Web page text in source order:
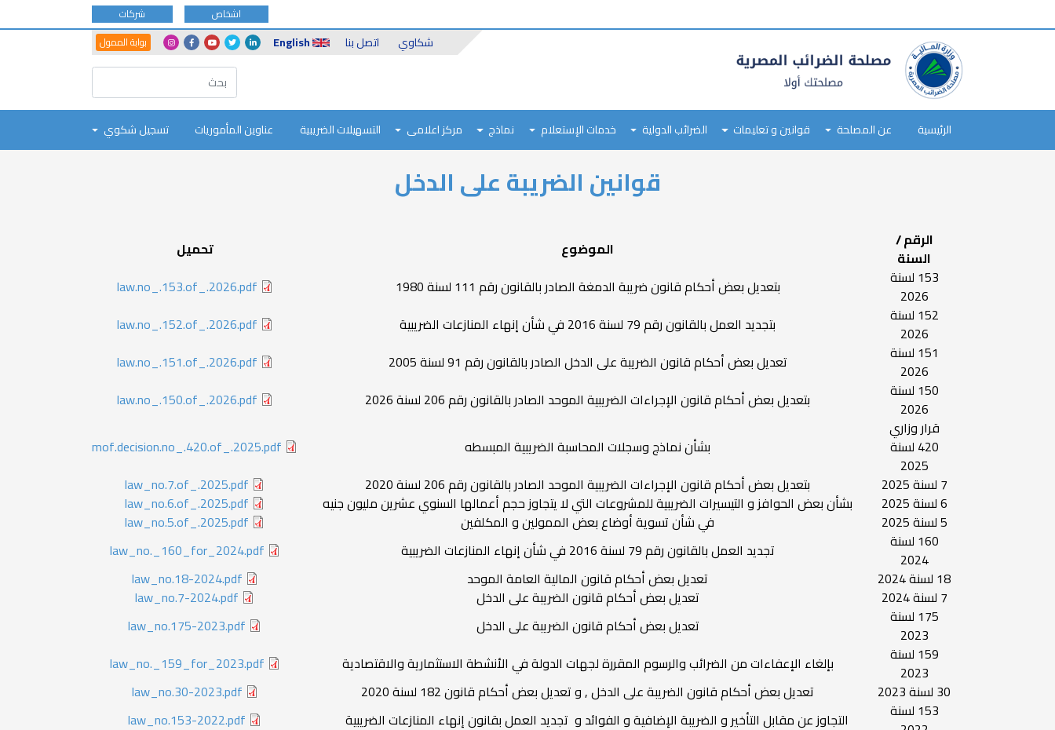
type
اشخاص شركات
Header
Top
شكاوي اتصل بنا English
Social
Icons
Another
Portals
بوابة الممول
Main
navigation
الرئيسية عن المصلحة قوانين و تعليمات الضرائب الدولية خدمات الإستعلام نماذج مركز اعلامى التسهيلات الضريبية عناوين المأموريات تسجيل شكوي
قوانين الضريبة على الدخل
الرقم /
السنة
الموضوع
تحميل
153 لسنة
2026
بتعديل بعض أحكام قانون ضريبة الدمغة الصادر بالقانون رقم 111 لسنة 1980
law.no_.153.of_.2026.pdf
152 لسنة
2026
بتجديد العمل بالقانون رقم 79 لسنة 2016 في شأن إنهاء المنازعات الضريبية
law.no_.152.of_.2026.pdf
151 لسنة
2026
تعديل بعض أحكام قانون الضريبة على الدخل الصادر بالقانون رقم 91 لسنة 2005
law.no_.151.of_.2026.pdf
150 لسنة
2026
بتعديل بعض أحكام قانون الإجراءات الضريبية الموحد الصادر بالقانون رقم 206 لسنة 2026
law.no_.150.of_.2026.pdf
قرار وزاري
420 لسنة
2025
بشأن نماذج وسجلات المحاسبة الضريبية المبسطه
mof.decision.no_.420.of_.2025.pdf
7 لسنة 2025
بتعديل بعض أحكام قانون الإجراءات الضريبية الموحد الصادر بالقانون رقم 206 لسنة 2020
law_no.7.of_.2025.pdf
6 لسنة 2025
بشأن بعض الحوافز و التيسيرات الضريبية للمشروعات التي لا يتجاوز حجم أعمالها السنوي عشرين مليون جنيه
law_no.6.of_.2025.pdf
5 لسنة 2025
في شأن تسوية أوضاع بعض الممولين و المكلفين
law_no.5.of_.2025.pdf
160 لسنة
2024
تجديد العمل بالقانون رقم 79 لسنة 2016 في شأن إنهاء المنازعات الضريبية
law_no._160_for_2024.pdf
18 لسنة 2024
تعديل بعض أحكام قانون المالية العامة الموحد
law_no.18-2024.pdf
7 لسنة 2024
تعديل بعض أحكام قانون الضريبة على الدخل
law_no.7-2024.pdf
175 لسنة
2023
تعديل بعض أحكام قانون الضريبة على الدخل
law_no.175-2023.pdf
159 لسنة
2023
بإلغاء الإعفاءات من الضرائب والرسوم المقررة لجهات الدولة في الأنشطة الاستثمارية والاقتصادية
law_no._159_for_2023.pdf
30 لسنة 2023
تعديل بعض أحكام قانون الضريبة على الدخل , و تعديل بعض أحكام قانون 182 لسنة 2020
law_no.30-2023.pdf
153 لسنة
التجاوز عن مقابل التأخير و الضريبة الإضافية و الفوائد و تجديد العمل بقانون إنهاء المنازعات الضريبية
law_no.153-2022.pdf